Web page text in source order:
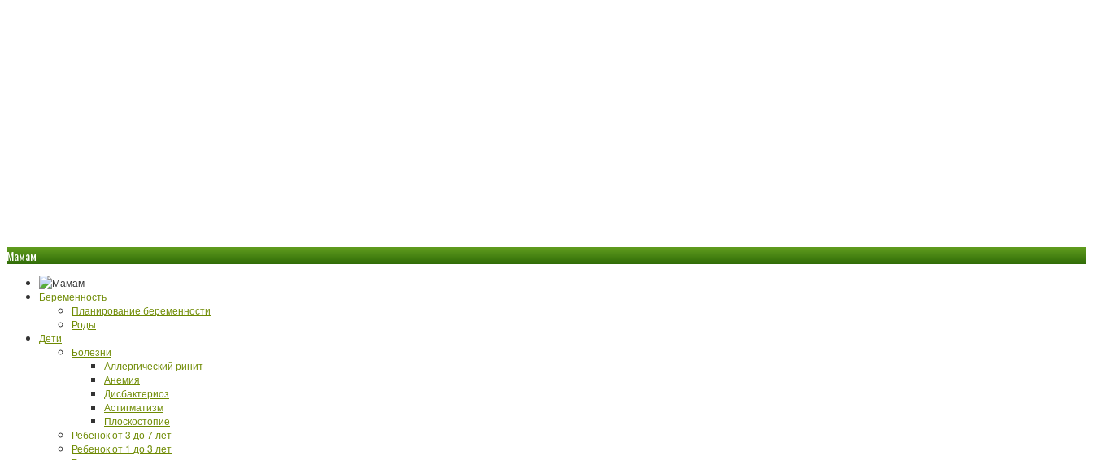
Мамам
Беременность
Планирование беременности
Роды
Дети
Болезни
Аллергический ринит
Анемия
Дисбактериоз
Астигматизм
Плоскостопие
Ребенок от 3 до 7 лет
Ребенок от 1 до 3 лет